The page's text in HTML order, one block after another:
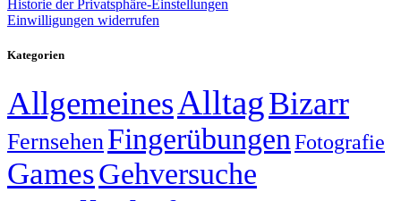
Historie der Privatsphäre-Einstellungen
Einwilligungen widerrufen
Kategorien
AllgemeinesAlltagBizarr
FernsehenFingerübungen Fotografie
GamesGehversuche